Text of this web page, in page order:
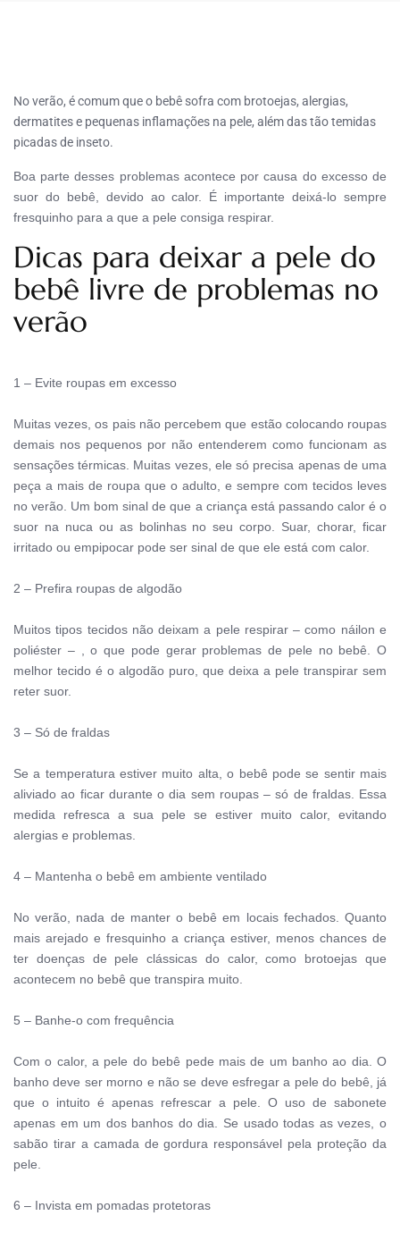
No verão, é comum que o bebê sofra com brotoejas, alergias,
dermatites e pequenas inflamações na pele, além das tão temidas
picadas de inseto.
Boa parte desses problemas acontece por causa do excesso de
suor do bebê, devido ao calor. É importante deixá-lo sempre
fresquinho para a que a pele consiga respirar.
Dicas para deixar a pele do
bebê livre de problemas no
verão
1 – Evite roupas em excesso
Muitas vezes, os pais não percebem que estão colocando roupas
demais nos pequenos por não entenderem como funcionam as
sensações térmicas. Muitas vezes, ele só precisa apenas de uma
peça a mais de roupa que o adulto, e sempre com tecidos leves
no verão. Um bom sinal de que a criança está passando calor é o
suor na nuca ou as bolinhas no seu corpo. Suar, chorar, ficar
irritado ou empipocar pode ser sinal de que ele está com calor.
2 – Prefira roupas de algodão
Muitos tipos tecidos não deixam a pele respirar – como náilon e
poliéster – , o que pode gerar problemas de pele no bebê. O
melhor tecido é o algodão puro, que deixa a pele transpirar sem
reter suor.
3 – Só de fraldas
Se a temperatura estiver muito alta, o bebê pode se sentir mais
aliviado ao ficar durante o dia sem roupas – só de fraldas. Essa
medida refresca a sua pele se estiver muito calor, evitando
alergias e problemas.
4 – Mantenha o bebê em ambiente ventilado
No verão, nada de manter o bebê em locais fechados. Quanto
mais arejado e fresquinho a criança estiver, menos chances de
ter doenças de pele clássicas do calor, como brotoejas que
acontecem no bebê que transpira muito.
5 – Banhe-o com frequência
Com o calor, a pele do bebê pede mais de um banho ao dia. O
banho deve ser morno e não se deve esfregar a pele do bebê, já
que o intuito é apenas refrescar a pele. O uso de sabonete
apenas em um dos banhos do dia. Se usado todas as vezes, o
sabão tirar a camada de gordura responsável pela proteção da
pele.
6 – Invista em pomadas protetoras